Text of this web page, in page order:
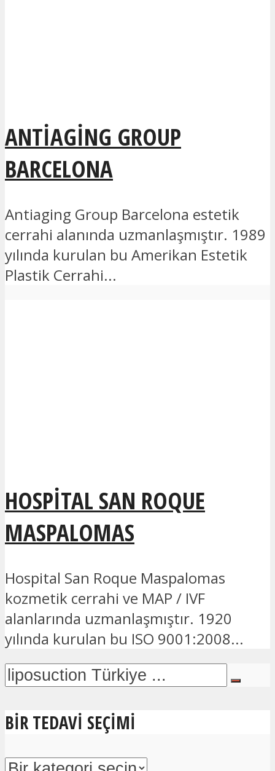
ANTIAGING GROUP
BARCELONA
Antiaging Group Barcelona estetik
cerrahi alanında uzmanlaşmıştır. 1989
yılında kurulan bu Amerikan Estetik
Plastik Cerrahi...
HOSPITAL SAN ROQUE
MASPALOMAS
Hospital San Roque Maspalomas
kozmetik cerrahi ve MAP / IVF
alanlarında uzmanlaşmıştır. 1920
yılında kurulan bu ISO 9001:2008...
BIR TEDAVI SEÇIMI